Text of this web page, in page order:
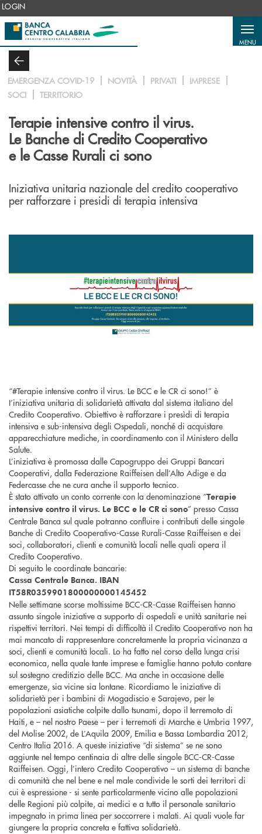
Salta al contenuto principale
LOGIN
MENU
EMERGENZA COVID-19 NOVITÀ PRIVATI
IMPRESE
SOCI
TERRITORIO
Terapie intensive contro il virus.
Le Banche di Credito Cooperativo
e le Casse Rurali ci sono
Iniziativa unitaria nazionale del credito cooperativo
per rafforzare i presidi di terapia intensiva
“#Terapie intensive contro il virus. Le BCC e le CR ci sono!” è
I’iniziativa unitaria di solidarietà attivata dal sistema italiano del
Credito Cooperativo. Obiettivo è rafforzare i presìdi di terapia
intensiva e sub-intensiva degli Ospedali, nonché di acquistare
apparecchiature mediche, in coordinamento con il Ministero della
Salute.
L’iniziativa è promossa dalle Capogruppo dei Gruppi Bancari
Cooperativi, dalla Federazione Raiffeisen dell’Alto Adige e da
Federcasse che ne cura anche il supporto tecnico.
È stato attivato un conto corrente con la denominazione “Terapie
intensive contro il virus. Le BCC e le CR ci sono” presso Cassa
Centrale Banca sul quale potranno confluire i contributi delle singole
Banche di Credito Cooperativo-Casse Rurali-Casse Raiffeisen e dei
soci, collaboratori, clienti e comunità locali nelle quali opera il
Credito Cooperativo.
Di seguito le coordinate bancarie:
Cassa Centrale Banca. IBAN
IT58R0359901800000000145452
Nelle settimane scorse moltissime BCC-CR-Casse Raiffeisen hanno
assunto singole iniziative a supporto di ospedali e unità sanitarie nei
rispettivi territori. Nei tempi di difficoltà il Credito Cooperativo non ha
mai mancato di rappresentare concretamente la propria vicinanza a
soci, clienti e comunità locali. Lo ha fatto nel corso della lunga crisi
economica, nella quale tante imprese e famiglie hanno potuto contare
sul sostegno creditizio delle BCC. Ma anche in occasione delle
emergenze, sia vicine sia lontane. Ricordiamo le iniziative di
solidarietà per i bambini di Mogadiscio e Sarajevo, per le
popolazioni asiatiche colpite dallo tsunami, dopo il terremoto di
Haiti, e – nel nostro Paese – per i terremoti di Marche e Umbria 1997,
del Molise 2002, de L’Aquila 2009, Emilia e Bassa Lombardia 2012,
Centro Italia 2016. A queste iniziative “di sistema” se ne sono
aggiunte nel tempo centinaia di altre delle singole BCC-CR-Casse
Raiffeisen. Oggi, l’intero Credito Cooperativo – un sistema di banche
di comunità che nel bene e nel male condivide le sorti dei territori di
cui è espressione - si sente particolarmente vicino alle popolazioni
delle Regioni più colpite, ai medici e a tutto il personale sanitario
impegnato in prima linea per soccorrere i malati. Ai quali vuole far
giungere la propria concreta e fattiva solidarietà.